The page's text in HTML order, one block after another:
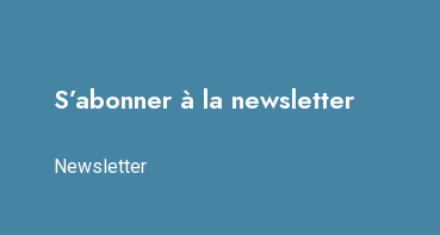
S’abonner à la newsletter
Newsletter